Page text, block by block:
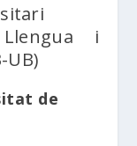
i
UB)
de